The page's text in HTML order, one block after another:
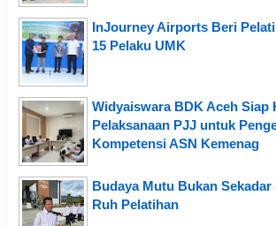
InJourney Airports Beri
15 Pelaku UMK
Widyaiswara BDK Aceh Siap
Pelaksanaan PJJ untuk
Kompetensi ASN Kemenag
Budaya Mutu Bukan Sekadar
Ruh Pelatihan